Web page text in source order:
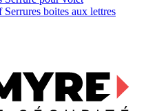
Serrures boites aux lettres